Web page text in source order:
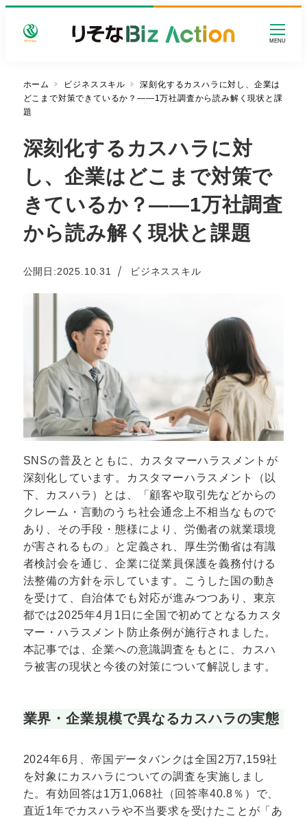
MENU
ホーム ビジネススキル
深刻化するカスハラに対し、企業は
どこまで対策できているか？——1万社調査から読み解く現状と課
題
深刻化するカスハラに対
し、企業はどこまで対策で
きているか？——1万社調査
から読み解く現状と課題
公開日:
投稿日
2025.10.31 カテゴリー
ビジネススキル
SNSの普及とともに、カスタマーハラスメントが
深刻化しています。カスタマーハラスメント（以
下、カスハラ）とは、「顧客や取引先などからの
クレーム・言動のうち社会通念上不相当なもので
あり、その手段・態様により、労働者の就業環境
が害されるもの」と定義され、厚生労働省は有識
者検討会を通じ、企業に従業員保護を義務付ける
法整備の方針を示しています。こうした国の動き
を受けて、自治体でも対応が進みつつあり、東京
都では2025年4月1日に全国で初めてとなるカスタ
マー・ハラスメント防止条例が施行されました。
本記事では、企業への意識調査をもとに、カスハ
ラ被害の現状と今後の対策について解説します。
業界・企業規模で異なるカスハラの実態
2024年6月、帝国データバンクは全国2万7,159社
を対象にカスハラについての調査を実施しまし
た。有効回答は1万1,068社（回答率40.8％）で、
直近1年でカスハラや不当要求を受けたことが「あ